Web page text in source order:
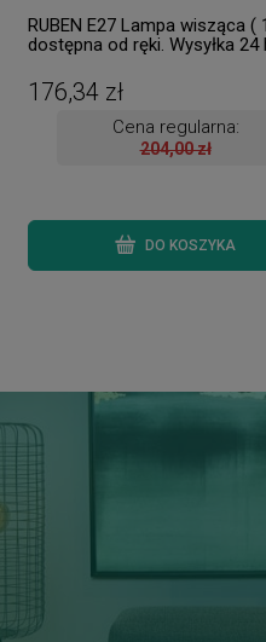
RUBEN E27 Lampa wisząca (
dostępna od ręki. Wysyłka 24
176,34 zł
Cena regularna:
204,00 zł
DO KOSZYKA